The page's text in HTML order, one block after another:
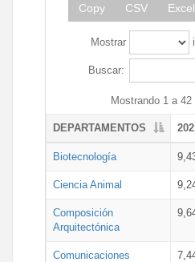
Copy CSV Excel
Mostrar
Buscar:
Mostrando 1 a
DEPARTAMENTOS
Biotecnología
Ciencia Animal
Composición
Arquitectónica
Comunicaciones